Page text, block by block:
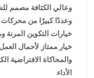
وعالي الكثافة مصمم
وعددًا كبيرًا من
خيارات التكوين
خيار ممتاز لأحمال
والمحاكاة الافتراضية
الأداء.